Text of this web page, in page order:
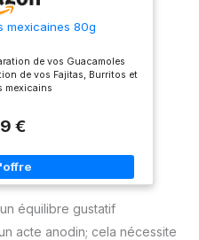
mexicaines 80g
de vos Guacamoles
de vos Fajitas, Burritos et
mexicains
€
équilibre gustatif
acte anodin; cela nécessite